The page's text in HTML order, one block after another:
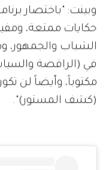
وبينت: "باختصار
حكايات ممتعة،
الشباب والجمهور،
في (الراقصة
مكتوباً، وأيضاً لن
(كشف المستور)".